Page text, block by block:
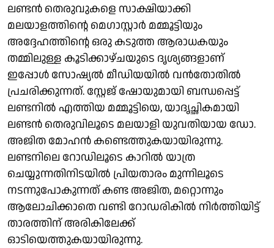
ലണ്ടൻ തെരുവുകളെ സാക്ഷിയാക്കി
മലയാളത്തിന്റെ മെഗാസ്റ്റാർ മമ്മൂട്ടിയും
അദ്ദേഹത്തിന്റെ ഒരു കടുത്ത ആരാധകയും
തമ്മിലുള്ള കൂടിക്കാഴ്ചയുടെ ദൃശ്യങ്ങളാണ്
ഇപ്പോൾ സോഷ്യൽ മീഡിയയിൽ വൻതോതിൽ
പ്രചരിക്കുന്നത്. സ്റ്റേജ് ഷോയുമായി ബന്ധപ്പെട്ട്
ലണ്ടനിൽ എത്തിയ മമ്മൂട്ടിയെ, യാദൃച്ഛികമായി
ലണ്ടൻ തെരുവിലൂടെ മലയാളി യുവതിയായ ഡോ.
അജിത മോഹൻ കണ്ടെത്തുകയായിരുന്നു.
ലണ്ടനിലെ റോഡിലൂടെ കാറിൽ യാത്ര
ചെയ്യുന്നതിനിടയിൽ പ്രിയതാരം മുന്നിലൂടെ
നടന്നുപോകുന്നത് കണ്ട അജിത, മറ്റൊന്നും
ആലോചിക്കാതെ വണ്ടി റോഡരികിൽ നിർത്തിയിട്ട്
താരത്തിന് അരികിലേക്ക്
ഓടിയെത്തുകയായിരുന്നു.